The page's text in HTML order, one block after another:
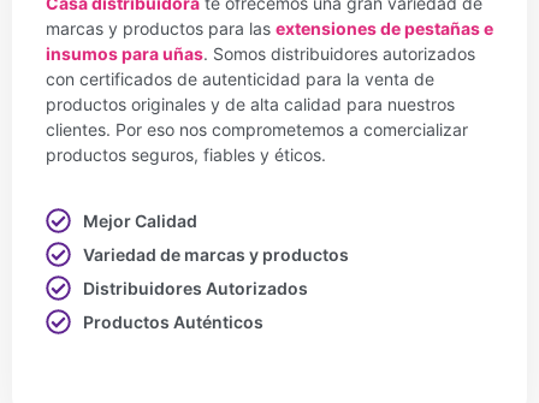
marcas y productos para las extensiones de pestañas e
insumos para uñas. Somos distribuidores autorizados
con certificados de autenticidad para la venta de
productos originales y de alta calidad para nuestros
clientes. Por eso nos comprometemos a comercializar
productos seguros, fiables y éticos.
Mejor Calidad
Variedad de marcas y productos
Distribuidores Autorizados
Productos Auténticos